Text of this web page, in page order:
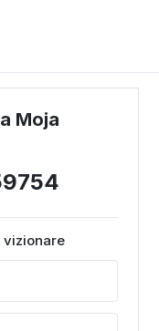
Moja
vizionare